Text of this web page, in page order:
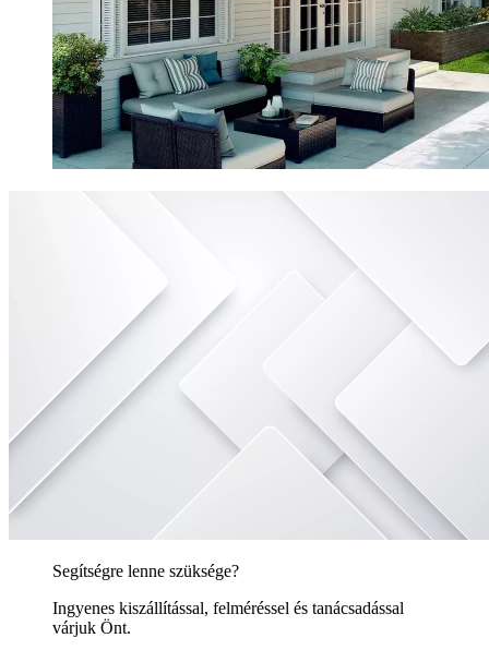
Segítségre lenne szüksége?
Ingyenes kiszállítással, felméréssel és tanácsadással
várjuk Önt.